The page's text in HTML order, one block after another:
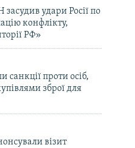
удари Росії по
конфлікту,
РФ»
проти осіб,
зброї для
візит